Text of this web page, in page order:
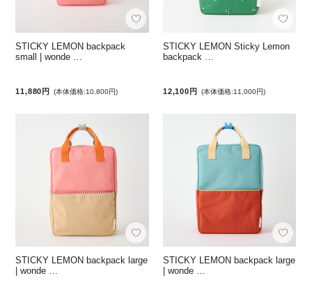
STICKY LEMON backpack
small | wonde …
11,880円 (本体価格:10,800円)
STICKY LEMON Sticky Lemon
backpack …
12,100円 (本体価格:11,000円)
STICKY LEMON backpack large
| wonde …
STICKY LEMON backpack large
| wonde …